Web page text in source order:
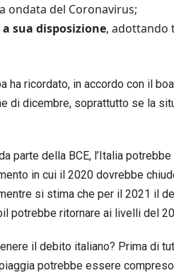
ondata del Coronavirus;
sua disposizione, adottando
ha ricordato, in accordo con il
di dicembre, soprattutto se la
parte della BCE, l’Italia
in cui il 2020 dovrebbe
si stima che per il 2021 il
potrebbe ritornare ai livelli del
il debito italiano? Prima di
potrebbe essere